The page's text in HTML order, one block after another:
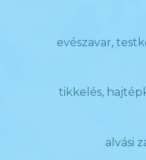
evészavar,
tikkelés,
alvási